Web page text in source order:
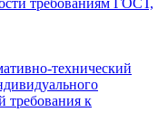
технический
требования к